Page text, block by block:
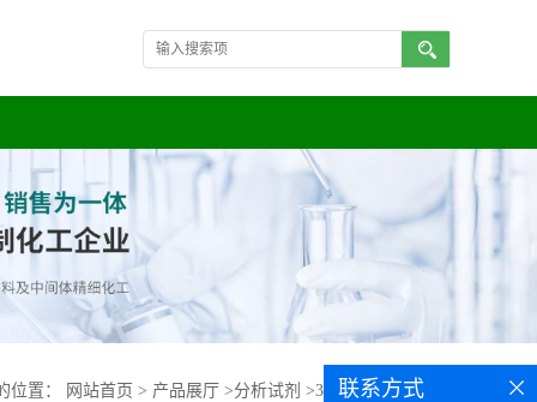
位置： 网站首页 > 产品展厅 >分析试剂 >3-甲基-4-硝基苯胺
联系方式